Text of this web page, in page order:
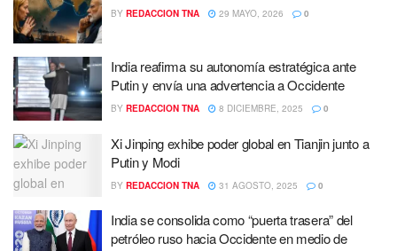
BY REDACCION TNA 29 MAYO, 2026 0
India reafirma su autonomía estratégica ante
Putin y envía una advertencia a Occidente
BY REDACCION TNA 8 DICIEMBRE, 2025 0
Xi Jinping exhibe poder global en Tianjin junto a
Putin y Modi
BY REDACCION TNA 31 AGOSTO, 2025 0
India se consolida como “puerta trasera” del
petróleo ruso hacia Occidente en medio de